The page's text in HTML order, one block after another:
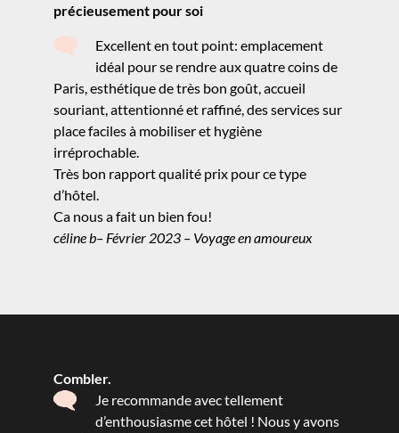
précieusement pour soi
Excellent en tout point: emplacement
idéal pour se rendre aux quatre coins de
Paris, esthétique de très bon goût, accueil
souriant, attentionné et raffiné, des services sur
place faciles à mobiliser et hygiène
irréprochable.
Très bon rapport qualité prix pour ce type
d’hôtel.
Ca nous a fait un bien fou!
céline b– Février 2023 – Voyage en amoureux
Combler.
Je recommande avec tellement
d’enthousiasme cet hôtel ! Nous y avons